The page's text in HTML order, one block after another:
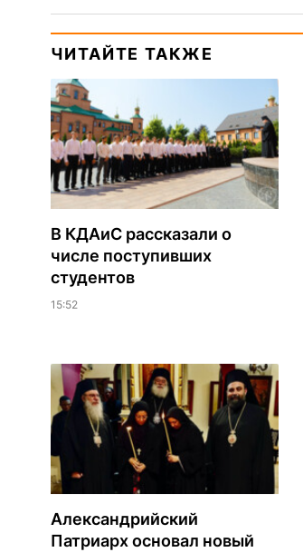
ЧИТАЙТЕ ТАКЖЕ
В КДАиС рассказали о
числе поступивших
студентов
15:52
Александрийский
Патриарх основал новый